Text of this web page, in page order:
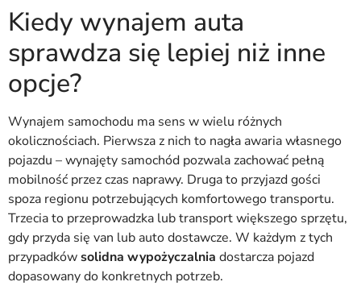
Kiedy wynajem auta
sprawdza się lepiej niż inne
opcje?
Wynajem samochodu ma sens w wielu różnych
okolicznościach. Pierwsza z nich to nagła awaria własnego
pojazdu – wynajęty samochód pozwala zachować pełną
mobilność przez czas naprawy. Druga to przyjazd gości
spoza regionu potrzebujących komfortowego transportu.
Trzecia to przeprowadzka lub transport większego sprzętu,
gdy przyda się van lub auto dostawcze. W każdym z tych
przypadkówsolidna wypożyczalnia dostarcza pojazd
dopasowany do konkretnych potrzeb.